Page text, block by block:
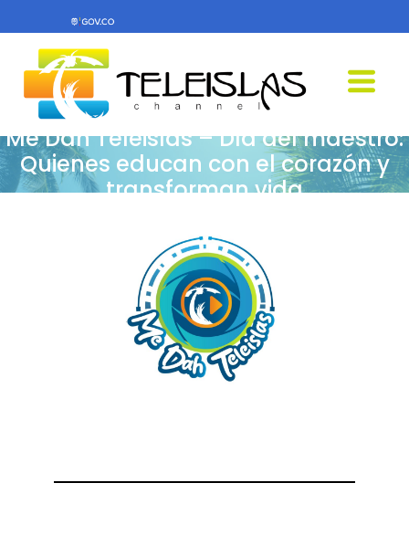
Me Dah Teleislas – Día del maestro:
Quienes educan con el corazón y
transforman vida